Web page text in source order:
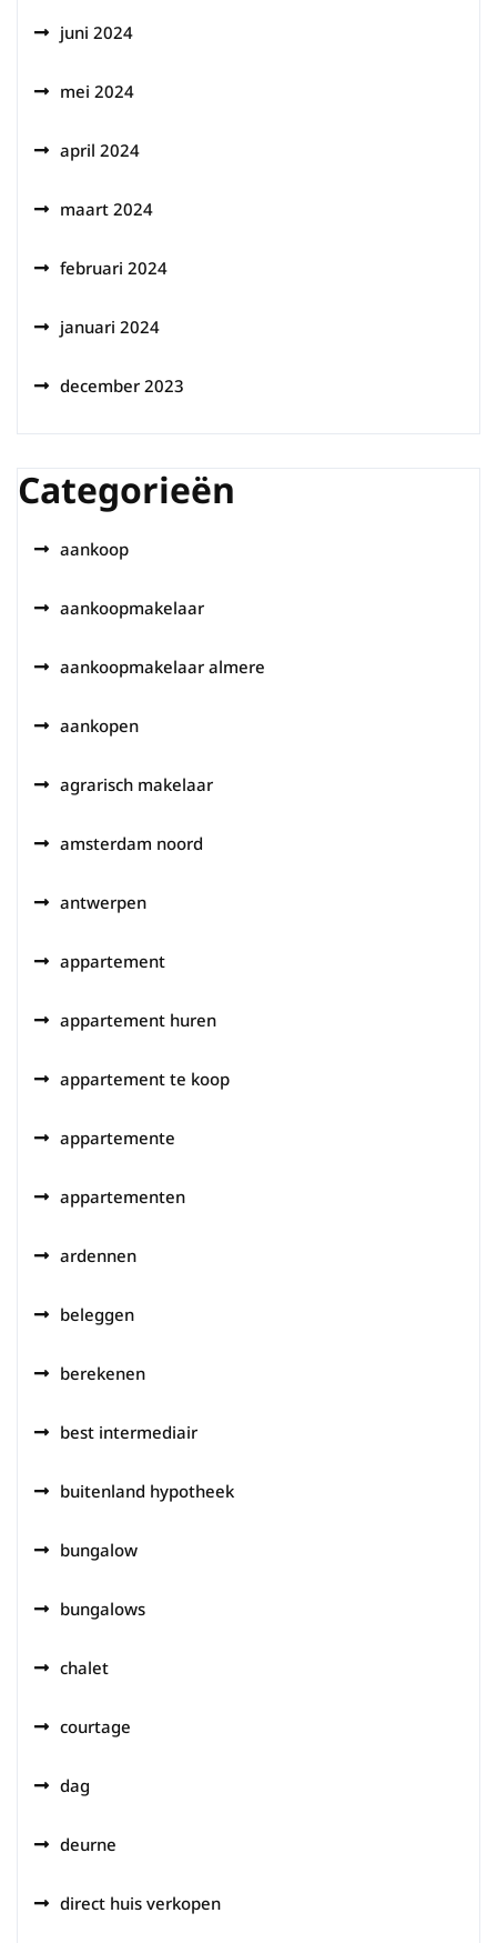
juni 2024
mei 2024
april 2024
maart 2024
februari 2024
januari 2024
december 2023
Categorieën
aankoop
aankoopmakelaar
aankoopmakelaar almere
aankopen
agrarisch makelaar
amsterdam noord
antwerpen
appartement
appartement huren
appartement te koop
appartemente
appartementen
ardennen
beleggen
berekenen
best intermediair
buitenland hypotheek
bungalow
bungalows
chalet
courtage
dag
deurne
direct huis verkopen